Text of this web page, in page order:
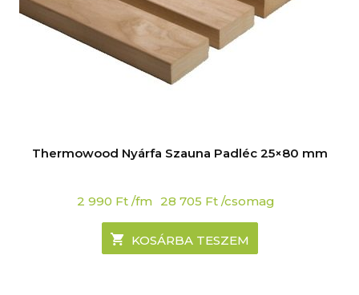
Thermowood Nyárfa Szauna Padléc 25×80 mm
2 990 Ft /fm 28 705 Ft /csomag
KOSÁRBA TESZEM